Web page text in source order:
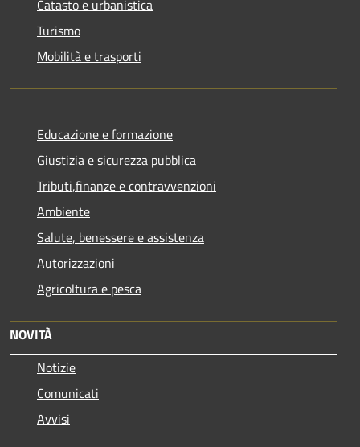
Catasto e urbanistica
Turismo
Mobilità e trasporti
Educazione e formazione
Giustizia e sicurezza pubblica
Tributi,finanze e contravvenzioni
Ambiente
Salute, benessere e assistenza
Autorizzazioni
Agricoltura e pesca
NOVITÀ
Notizie
Comunicati
Avvisi